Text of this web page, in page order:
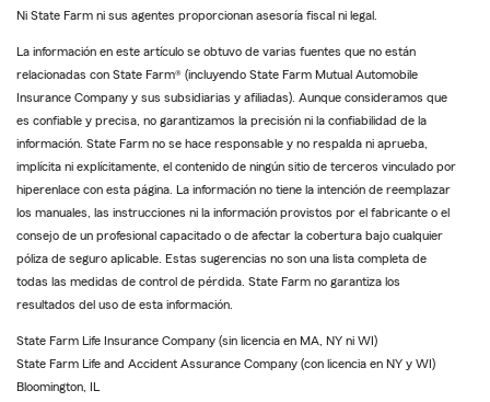
Ni State Farm ni sus agentes proporcionan asesoría fiscal ni legal.
La información en este artículo se obtuvo de varias fuentes que no están
relacionadas con State Farm® (incluyendo State Farm Mutual Automobile
Insurance Company y sus subsidiarias y afiliadas). Aunque consideramos que
es confiable y precisa, no garantizamos la precisión ni la confiabilidad de la
información. State Farm no se hace responsable y no respalda ni aprueba,
implícita ni explícitamente, el contenido de ningún sitio de terceros vinculado por
hiperenlace con esta página. La información no tiene la intención de reemplazar
los manuales, las instrucciones ni la información provistos por el fabricante o el
consejo de un profesional capacitado o de afectar la cobertura bajo cualquier
póliza de seguro aplicable. Estas sugerencias no son una lista completa de
todas las medidas de control de pérdida. State Farm no garantiza los
resultados del uso de esta información.
State Farm Life Insurance Company (sin licencia en MA, NY ni WI)
State Farm Life and Accident Assurance Company (con licencia en NY y WI)
Bloomington, IL